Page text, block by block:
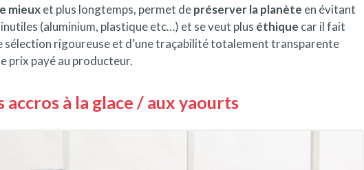
mieuxet plus longtemps, permet depréserver la planète en évitant
(aluminium, plastique etc…) et se veut plus éthique car il fait
sélection rigoureuse et d’une traçabilité totalement transparente
prix payé au producteur.
accros à la glace / aux yaourts